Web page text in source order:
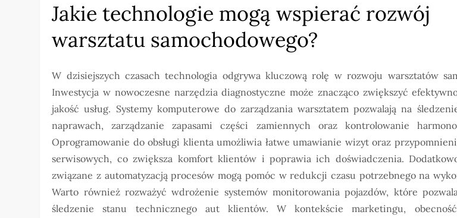
Jakie technologie mogą wspierać rozwój
warsztatu samochodowego?
W dzisiejszych czasach technologia odgrywa kluczową rolę w rozwoju warsztatów
Inwestycja w nowoczesne narzędzia diagnostyczne może znacząco zwiększyć
jakość usług. Systemy komputerowe do zarządzania warsztatem pozwalają na
naprawach, zarządzanie zapasami części zamiennych oraz kontrolowanie
Oprogramowanie do obsługi klienta umożliwia łatwe umawianie wizyt oraz
serwisowych, co zwiększa komfort klientów i poprawia ich doświadczenia.
związane z automatyzacją procesów mogą pomóc w redukcji czasu potrzebnego na
Warto również rozważyć wdrożenie systemów monitorowania pojazdów, które
śledzenie stanu technicznego aut klientów. W kontekście marketingu,